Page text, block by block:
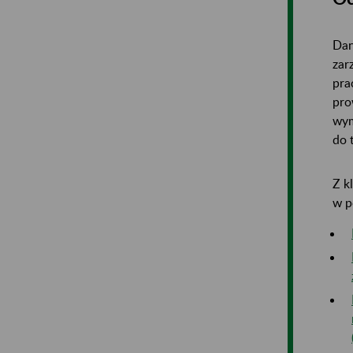
do
Z
w